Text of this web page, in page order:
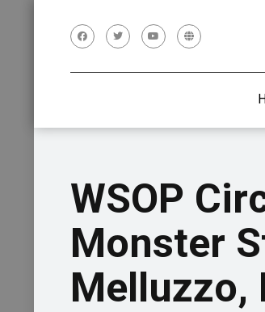
WSOP
Monster
Melluzzo,